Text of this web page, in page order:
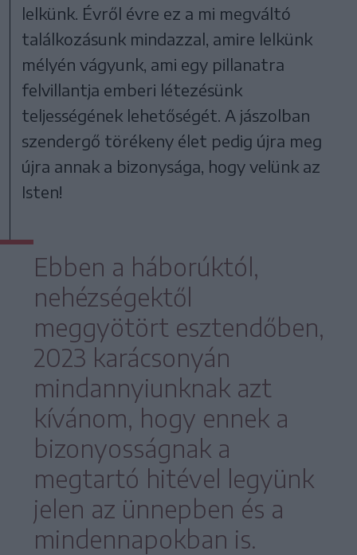
lelkünk. Évről évre ez a mi megváltó
találkozásunk mindazzal, amire lelkünk
mélyén vágyunk, ami egy pillanatra
felvillantja emberi létezésünk
teljességének lehetőségét. A jászolban
szendergő törékeny élet pedig újra meg
újra annak a bizonysága, hogy velünk az
Isten!
Ebben a háborúktól,
nehézségektől
meggyötört esztendőben,
2023 karácsonyán
mindannyiunknak azt
kívánom, hogy ennek a
bizonyosságnak a
megtartó hitével legyünk
jelen az ünnepben és a
mindennapokban is.